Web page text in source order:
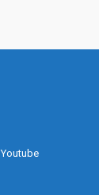
Youtube